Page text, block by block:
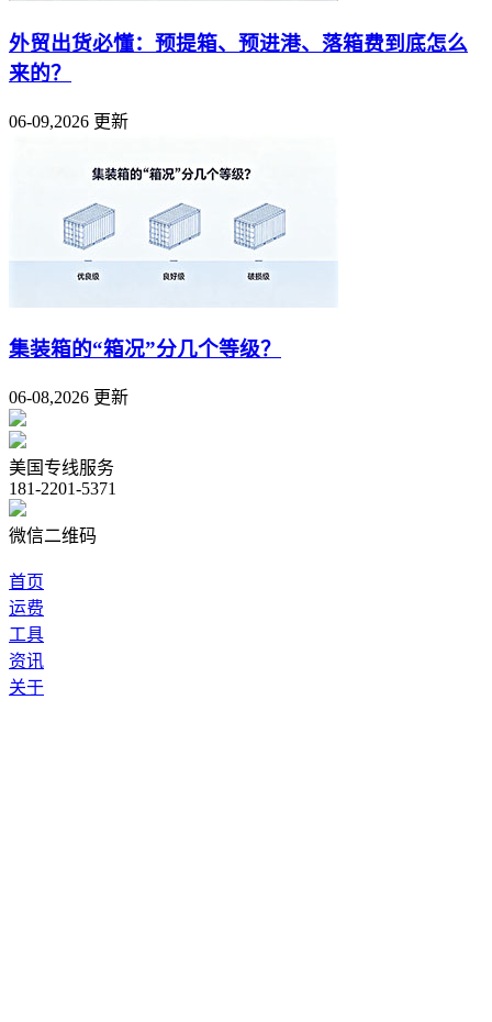
外贸出货必懂：预提箱、预进港、落箱费到底怎么
来的？
06-09,2026 更新
集装箱的“箱况”分几个等级？
06-08,2026 更新
美国专线服务
181-2201-5371
微信二维码
首页
运费
工具
资讯
关于